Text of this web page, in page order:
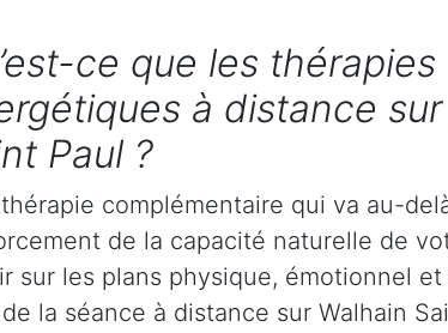
ce que les thérapies
à distance sur
Paul ?
complémentaire qui va au-
de la capacité naturelle de
sur les plans physique, émotionnel
la séance à distance sur Walhain